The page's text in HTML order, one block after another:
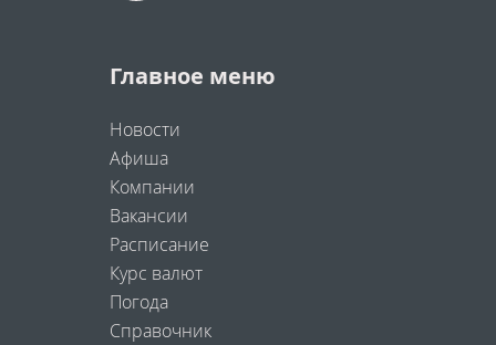
Главное меню
Новости
Афиша
Компании
Вакансии
Расписание
Курс валют
Погода
Справочник